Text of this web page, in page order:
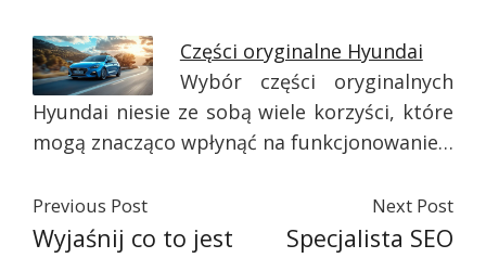
Części oryginalne Hyundai
Wybór części oryginalnych
Hyundai niesie ze sobą wiele korzyści, które
mogą znacząco wpłynąć na funkcjonowanie…
Previous Post
Wyjaśnij co to jest
Next Post
Specjalista SEO